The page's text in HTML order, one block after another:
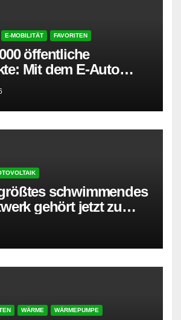
E-MOBILITÄT FAVORITEN
öffentliche
Mit dem E-Auto
in den Sommerurlaub
schwimmendes
gehört jetzt zu
WÄRME WÄRMEPUMPE